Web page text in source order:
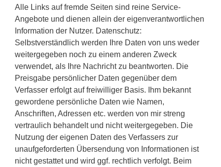
Alle Links auf fremde Seiten sind reine Service-
Angebote und dienen allein der eigenverantwortlichen
Information der Nutzer. Datenschutz:
Selbstverständlich werden Ihre Daten von uns weder
weitergegeben noch zu einem anderen Zweck
verwendet, als Ihre Nachricht zu beantworten. Die
Preisgabe persönlicher Daten gegenüber dem
Verfasser erfolgt auf freiwilliger Basis. Ihm bekannt
gewordene persönliche Daten wie Namen,
Anschriften, Adressen etc. werden von mir streng
vertraulich behandelt und nicht weitergegeben. Die
Nutzung der eigenen Daten des Verfassers zur
unaufgeforderten Übersendung von Informationen ist
nicht gestattet und wird ggf. rechtlich verfolgt. Beim